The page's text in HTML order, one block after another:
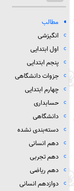
مطالب
انگیزشی
اول ابتدایی
پنجم ابتدایی
جزوات دانشگاهی
چهارم ابتدایی
حسابداری
دانشگاهی
دسته‌بندی نشده
دهم انسانی
دهم تجربی
دهم ریاضی
دوازدهم انسانی